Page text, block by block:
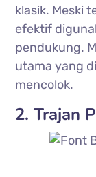
klasik. Meski
efektif
pendukung.
utama yang
mencolok.
2. Trajan